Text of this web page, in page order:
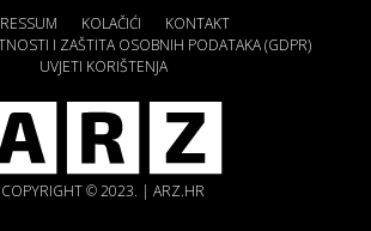
KOLAČIĆI
KONTAKT
I ZAŠTITA OSOBNIH PODATAKA (GDPR)
UVJETI KORIŠTENJA
COPYRIGHT © 2023. | ARZ.HR